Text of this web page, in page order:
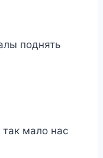
поднять
мало нас